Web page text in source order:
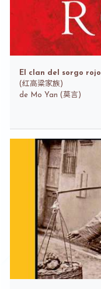
El clan del sorgo rojo
(红高粱家族)
de Mo Yan (莫言)